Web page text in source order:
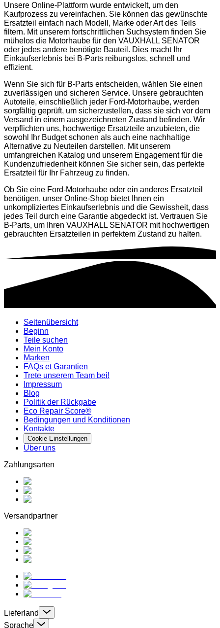
Unsere Online-Plattform wurde entwickelt, um den
Kaufprozess zu vereinfachen. Sie können das gewünschte
Ersatzteil einfach nach Modell, Marke oder Art des Teils
filtern. Mit unserem fortschrittlichen Suchsystem finden Sie
mühelos die Motorhaube für den VAUXHALL SENATOR
oder jedes andere benötigte Bauteil. Dies macht Ihr
Einkaufserlebnis bei B-Parts reibungslos, schnell und
effizient.
Wenn Sie sich für B-Parts entscheiden, wählen Sie einen
zuverlässigen und sicheren Service. Unsere gebrauchten
Autoteile, einschließlich jeder Ford-Motorhaube, werden
sorgfältig geprüft, um sicherzustellen, dass sie sich vor dem
Versand in einem ausgezeichneten Zustand befinden. Wir
verpflichten uns, hochwertige Ersatzteile anzubieten, die
sowohl Ihr Budget schonen als auch eine nachhaltige
Alternative zu Neuteilen darstellen. Mit unserem
umfangreichen Katalog und unserem Engagement für die
Kundenzufriedenheit können Sie sicher sein, das perfekte
Ersatzteil für Ihr Fahrzeug zu finden.
Ob Sie eine Ford-Motorhaube oder ein anderes Ersatzteil
benötigen, unser Online-Shop bietet Ihnen ein
unkompliziertes Einkaufserlebnis und die Gewissheit, dass
jedes Teil durch eine Garantie abgedeckt ist. Vertrauen Sie
B-Parts, um Ihren VAUXHALL SENATOR mit hochwertigen
gebrauchten Ersatzteilen in perfektem Zustand zu halten.
Seitenübersicht
Beginn
Teile suchen
Mein Konto
Marken
FAQs et Garantien
Trete unserem Team bei!
Impressum
Blog
Politik der Rückgabe
Eco Repair Score®
Bedingungen und Konditionen
Kontakte
Cookie Einstellungen
Über uns
Zahlungsarten
Versandpartner
Lieferland
Sprache